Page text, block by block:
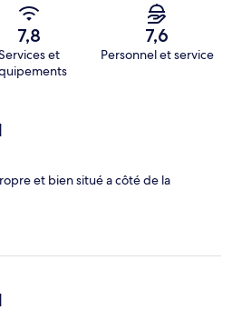
7,8
et
7,6
Personnel et service
et bien situé a côté de la